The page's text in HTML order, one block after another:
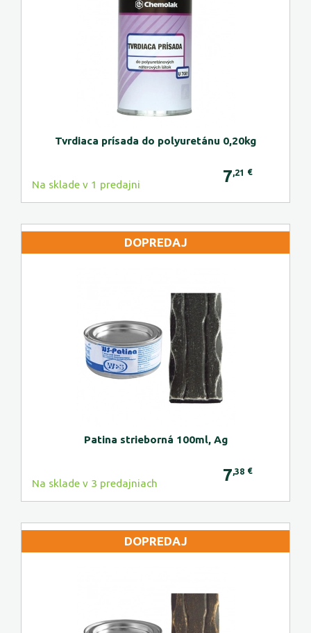
Tvrdiaca prísada do polyuretánu 0,20kg
Na sklade v 1 predajni 7 ,21 €
DOPREDAJ
Patina strieborná 100ml, Ag
Na sklade v 3 predajniach 7 ,38 €
DOPREDAJ